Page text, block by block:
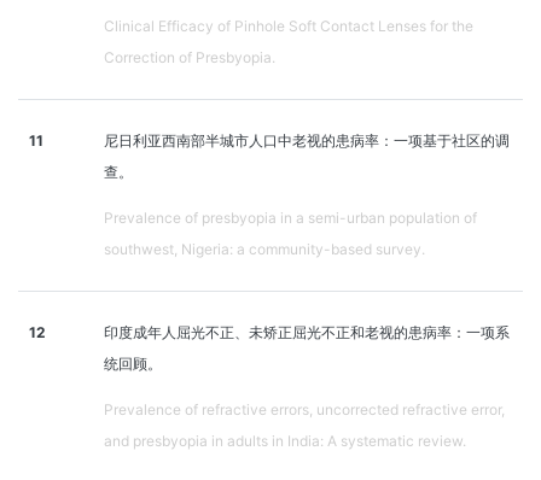
Clinical Efficacy of Pinhole Soft Contact Lenses for the
Correction of Presbyopia.
11
尼日利亚西南部半城市人口中老视的患病率：一项基于社区的调
查。
Prevalence of presbyopia in a semi-urban population of
southwest, Nigeria: a community-based survey.
12
印度成年人屈光不正、未矫正屈光不正和老视的患病率：一项系
统回顾。
Prevalence of refractive errors, uncorrected refractive error,
and presbyopia in adults in India: A systematic review.